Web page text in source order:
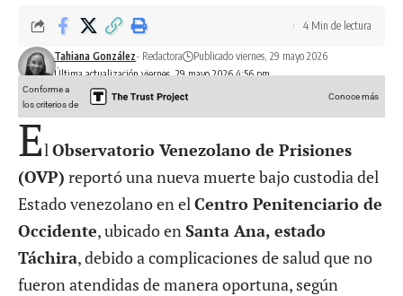
Última actualización viernes, 29 mayo 2026 4:56 pm
Tahiana González- Redactora Publicado viernes, 29 mayo 2026
4 Min de lectura
Conforme a
los criterios de
Conoce más
ElObservatorio Venezolano de Prisiones
(OVP) reportó una nueva muerte bajo custodia del
Estado venezolano en elCentro Penitenciario de
Occidente, ubicado enSanta Ana, estado
Táchira, debido a complicaciones de salud que no
fueron atendidas de manera oportuna, según